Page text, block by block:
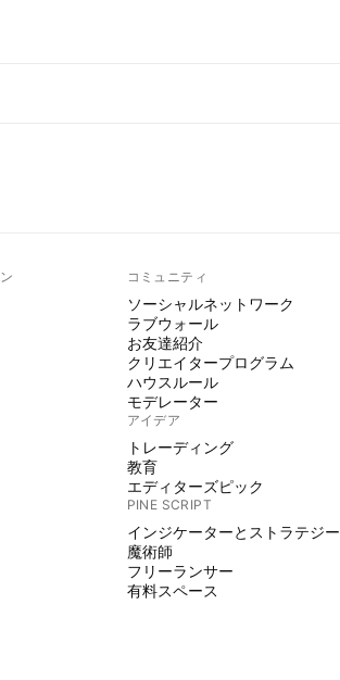
コミュニティ
ソーシャルネットワーク
ラブウォール
お友達紹介
クリエイタープログラム
ハウスルール
モデレーター
アイデア
トレーディング
教育
エディターズピック
PINE SCRIPT
インジケーターとストラテジー
魔術師
フリーランサー
有料スペース